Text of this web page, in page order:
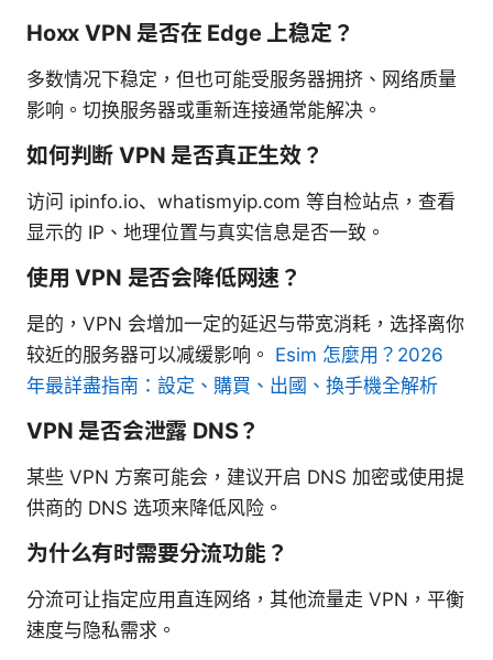
Hoxx VPN 是否在 Edge 上稳定？
多数情况下稳定，但也可能受服务器拥挤、网络质量
影响。切换服务器或重新连接通常能解决。
如何判断 VPN 是否真正生效？
访问 ipinfo.io、whatismyip.com 等自检站点，查看
显示的 IP、地理位置与真实信息是否一致。
使用 VPN 是否会降低网速？
是的，VPN 会增加一定的延迟与带宽消耗，选择离你
较近的服务器可以减缓影响。 Esim 怎麼用？2026
年最詳盡指南：設定、購買、出國、換手機全解析
VPN 是否会泄露 DNS？
某些 VPN 方案可能会，建议开启 DNS 加密或使用提
供商的 DNS 选项来降低风险。
为什么有时需要分流功能？
分流可让指定应用直连网络，其他流量走 VPN，平衡
速度与隐私需求。